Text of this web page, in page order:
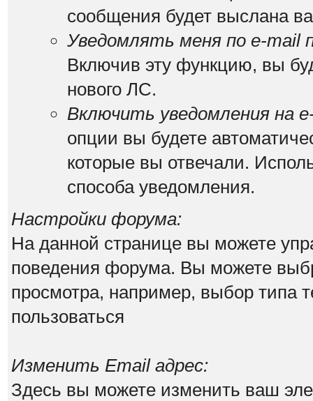
сообщения будет выслана
Уведомлять меня по e-mail
Включив эту функцию, вы
нового ЛС.
Включить уведомления на
опции вы будете
которые вы отвечали.
способа уведомления.
Настройки форума:
На данной странице вы можете
поведения форума. Вы можете
просмотра, например, выбор типа
пользоваться
Изменить Email адрес:
Здесь вы можете изменить ваш